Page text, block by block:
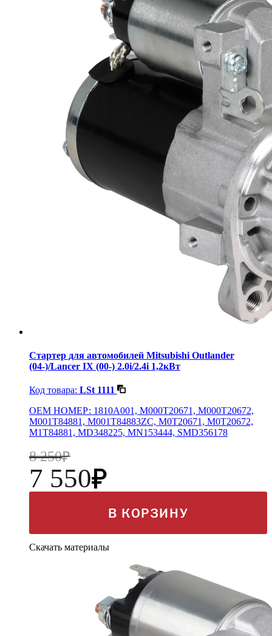
Стартер для автомобилей Mitsubishi Outlander
(04-)/Lancer IX (00-) 2.0i/2.4i 1,2кВт
Код товара: LSt 1111
OEM НОМЕР: 1810A001, M000T20671, M000T20672,
M001T84881, M001T84883ZC, M0T20671, M0T20672,
M1T84881, MD348225, MN153444, SMD356178
8 250
7 550
В КОРЗИНУ
Скачать материалы